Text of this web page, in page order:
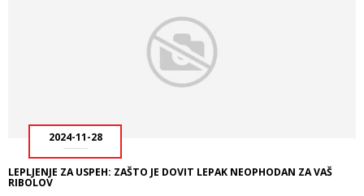
2024-11-28
LEPLJENJE ZA USPEH: ZAŠTO JE DOVIT LEPAK NEOPHODAN ZA VAŠ
RIBOLOV